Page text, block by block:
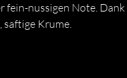
nussigen Note. Dank
saftige Krume.